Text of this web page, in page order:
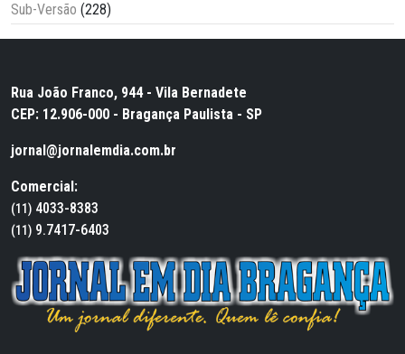
Sub-Versão (228)
Rua João Franco, 944 - Vila Bernadete
CEP: 12.906-000 - Bragança Paulista - SP
jornal@jornalemdia.com.br
Comercial:
(11) 4033-8383
(11) 9.7417-6403